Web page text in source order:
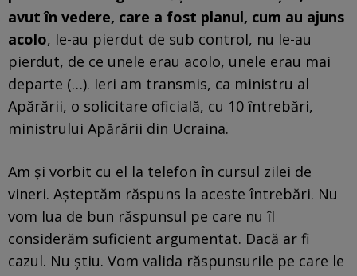
avut în vedere, care a fost planul, cum au ajuns
acolo, le-au pierdut de sub control, nu le-au
pierdut, de ce unele erau acolo, unele erau mai
departe (…). Ieri am transmis, ca ministru al
Apărării, o solicitare oficială, cu 10 întrebări,
ministrului Apărării din Ucraina.
Am și vorbit cu el la telefon în cursul zilei de
vineri. Așteptăm răspuns la aceste întrebări. Nu
vom lua de bun răspunsul pe care nu îl
considerăm suficient argumentat. Dacă ar fi
cazul. Nu știu. Vom valida răspunsurile pe care le